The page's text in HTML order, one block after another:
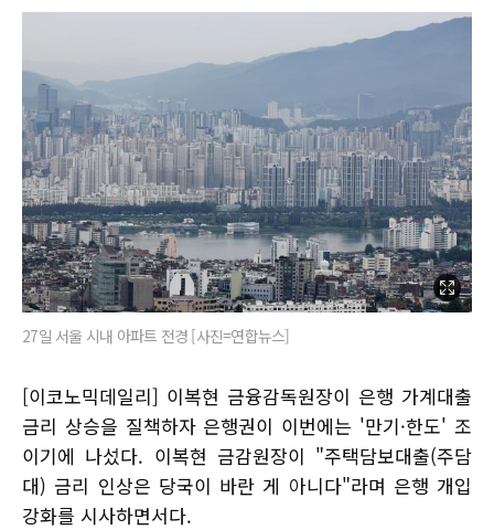
27일 서울 시내 아파트 전경 [사진=연합뉴스]
[이코노믹데일리] 이복현 금융감독원장이 은행 가계대출
금리 상승을 질책하자 은행권이 이번에는 '만기·한도' 조
이기에 나섰다. 이복현 금감원장이 "주택담보대출(주담
대) 금리 인상은 당국이 바란 게 아니다"라며 은행 개입
강화를 시사하면서다.